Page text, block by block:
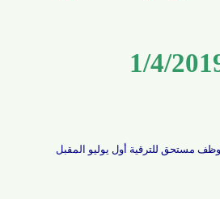
للترقية أول يوليو المقبل